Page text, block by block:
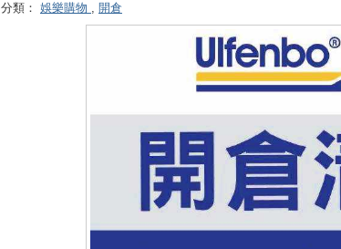
分類： 娛樂購物 , 開倉